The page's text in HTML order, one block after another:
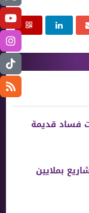
فساد قديمة
بملايين